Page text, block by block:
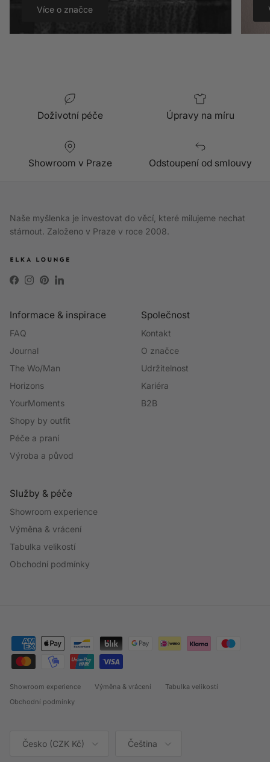
Více o značce
Doživotní péče Úpravy na míru
Showroom v Praze Odstoupení od smlouvy
Naše myšlenka je investovat do věcí, které milujeme nechat
stárnout. Založeno v Praze v roce 2008.
Facebook
Instagram
PinterestLinkedIn
Informace & inspirace
FAQ
Journal
The Wo/Man
Horizons
YourMoments
Shopy by outfit
Péče a praní
Výroba a původ
Společnost
Kontakt
O značce
Udržitelnost
Kariéra
B2B
Služby & péče
Showroom experience
Výměna & vrácení
Tabulka velikostí
Obchodní podmínky
Showroom experience Výměna & vrácení
Tabulka velikostí
Obchodní podmínky
Česko (CZK Kč) Čeština